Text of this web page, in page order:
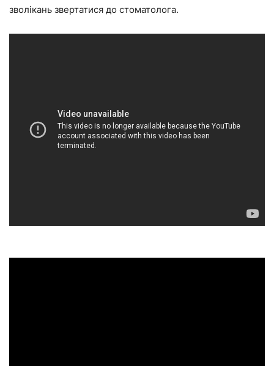
зволікань звертатися до стоматолога.